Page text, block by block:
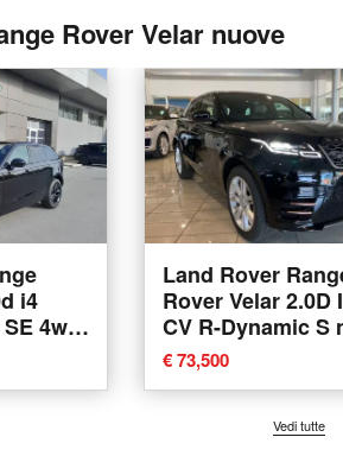
Rover Velar nuove
i4
4wd
a
Land Rover
Rover Velar 2.0D
CV R-Dynamic S
a Agliana
€ 73,500
Vedi tutte